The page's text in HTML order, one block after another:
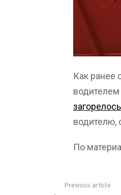
Как ранее
загорелось
водителю,
По
Previous article